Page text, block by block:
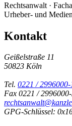
Rechtsanwalt ·
Urheber- und
Kontakt
Geißelstraße 11
50823 Köln
Tel. 0221 / 2996000-
Fax 0221 /
GPG-Schlüssel: